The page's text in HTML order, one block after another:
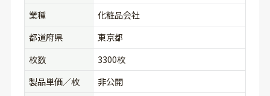
業種
化粧品会社
都道府県
東京都
枚数
3300枚
製品単価／枚
非公開